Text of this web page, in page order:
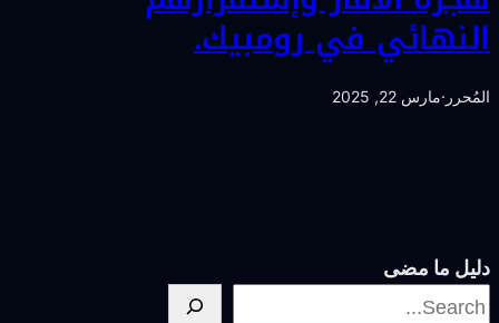
النهائي في رومبيك.
المُحرر ·مارس 22, 2025
دليل ما مضى